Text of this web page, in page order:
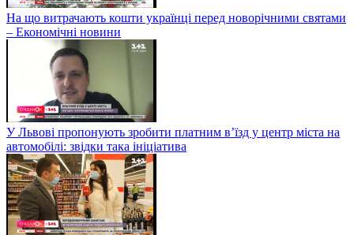
На що витрачають кошти українці перед новорічними святами
– Економічні новини
У Львові пропонують зробити платним в’їзд у центр міста на
автомобілі: звідки така ініціатива